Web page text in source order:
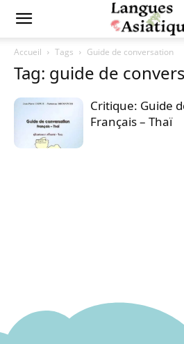
Accueil Tags Guide de conversation
Tag: guide de
Critique: Guide
Français – Thaï